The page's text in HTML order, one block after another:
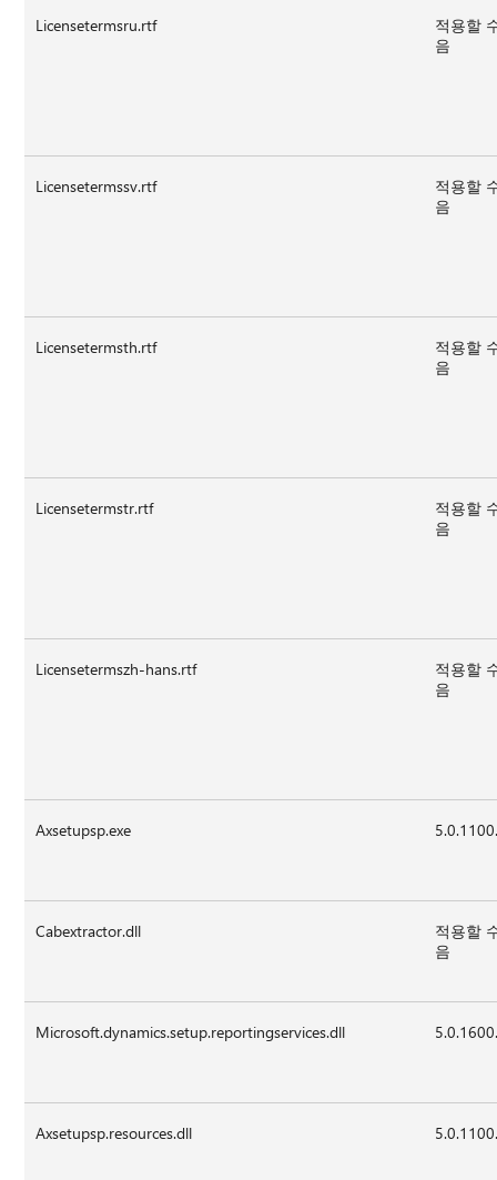
Licensetermsru.rtf
적용할
음
Licensetermssv.rtf
적용할
음
Licensetermsth.rtf
적용할
음
Licensetermstr.rtf
적용할
음
Licensetermszh-hans.rtf
적용할
음
Axsetupsp.exe
Cabextractor.dll
적용할
음
Microsoft.dynamics.setup.reportingservices.dll
Axsetupsp.resources.dll